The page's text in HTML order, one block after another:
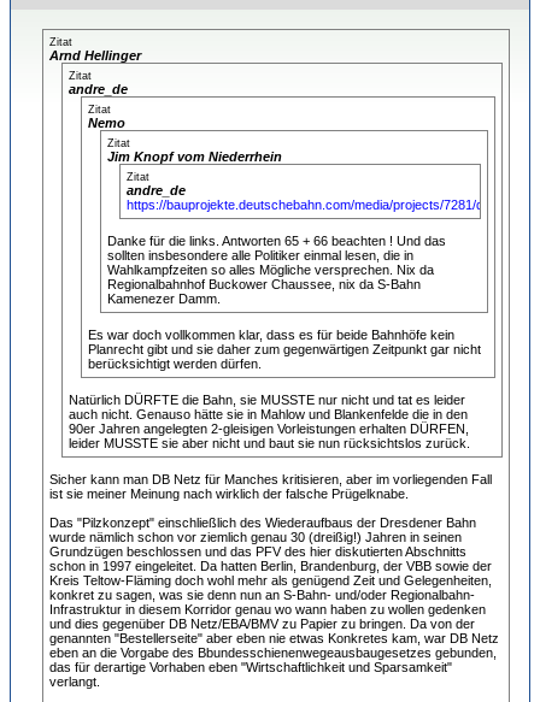
Zitat
Arnd Hellinger
Zitat
andre_de
Zitat
Nemo
Zitat
Jim Knopf vom Niederrhein
Zitat
andre_de
https://bauprojekte.deutschebahn.com/media/projects/7281/docs/
Danke für die links. Antworten 65 + 66 beachten ! Und das
sollten insbesondere alle Politiker einmal lesen, die in
Wahlkampfzeiten so alles Mögliche versprechen. Nix da
Regionalbahnhof Buckower Chaussee, nix da S-Bahn
Kamenezer Damm.
Es war doch vollkommen klar, dass es für beide Bahnhöfe kein
Planrecht gibt und sie daher zum gegenwärtigen Zeitpunkt gar nicht
berücksichtigt werden dürfen.
Natürlich DÜRFTE die Bahn, sie MUSSTE nur nicht und tat es leider
auch nicht. Genauso hätte sie in Mahlow und Blankenfelde die in den
90er Jahren angelegten 2-gleisigen Vorleistungen erhalten DÜRFEN,
leider MUSSTE sie aber nicht und baut sie nun rücksichtslos zurück.
Sicher kann man DB Netz für Manches kritisieren, aber im vorliegenden Fall
ist sie meiner Meinung nach wirklich der falsche Prügelknabe.
Das "Pilzkonzept" einschließlich des Wiederaufbaus der Dresdener Bahn
wurde nämlich schon vor ziemlich genau 30 (dreißig!) Jahren in seinen
Grundzügen beschlossen und das PFV des hier diskutierten Abschnitts
schon in 1997 eingeleitet. Da hatten Berlin, Brandenburg, der VBB sowie der
Kreis Teltow-Fläming doch wohl mehr als genügend Zeit und Gelegenheiten,
konkret zu sagen, was sie denn nun an S-Bahn- und/oder Regionalbahn-
Infrastruktur in diesem Korridor genau wo wann haben zu wollen gedenken
und dies gegenüber DB Netz/EBA/BMV zu Papier zu bringen. Da von der
genannten "Bestellerseite" aber eben nie etwas Konkretes kam, war DB Netz
eben an die Vorgabe des Bbundesschienenwegeausbaugesetzes gebunden,
das für derartige Vorhaben eben "Wirtschaftlichkeit und Sparsamkeit"
verlangt.